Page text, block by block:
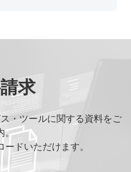
求
・ツールに関する資料をご
。
ドいただけます。